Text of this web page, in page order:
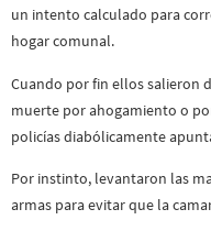
un intento calculado para
hogar comunal.
Cuando por fin ellos salieron
muerte por ahogamiento o
policías diabólicamente
Por instinto, levantaron las
armas para evitar que la